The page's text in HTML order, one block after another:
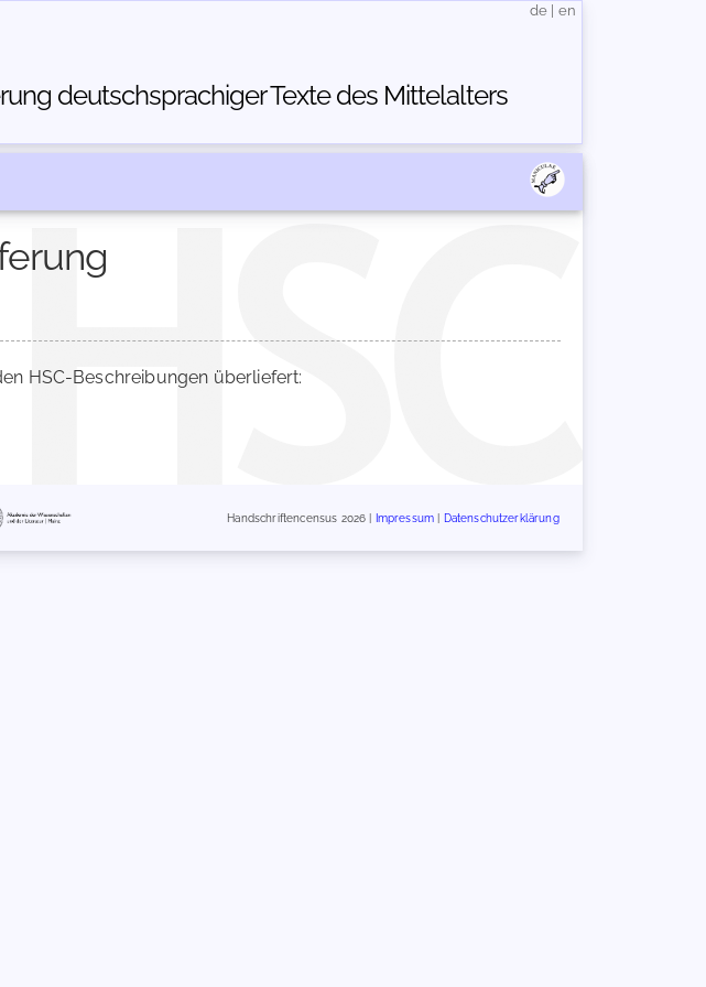
deutschsprachiger Texte des Mittelalters
de en
HSC-Beschreibungen überliefert:
Handschriftencensus 2026 | Impressum Datenschutzerklärung